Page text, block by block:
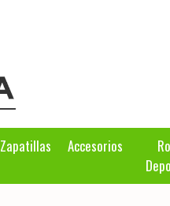
Zapatillas Accesorios